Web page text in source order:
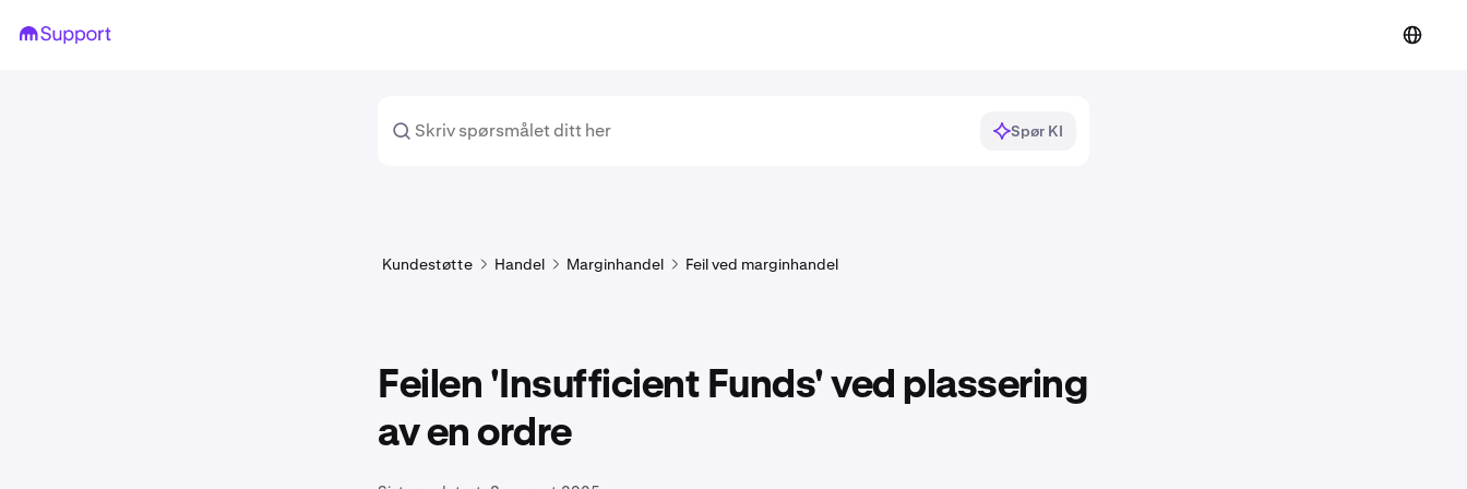
Spør KI
Kundestøtte Handel Marginhandel Feil ved marginhandel
Feilen 'Insufficient Funds' ved plassering
av en ordre